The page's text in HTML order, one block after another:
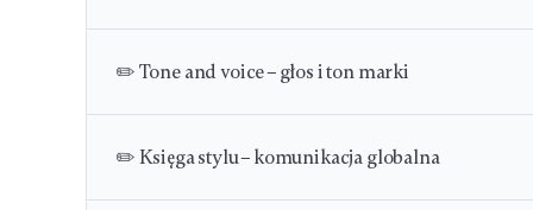
✏️ Tone and voice – głos i ton marki
✏️ Księga stylu – komunikacja globalna